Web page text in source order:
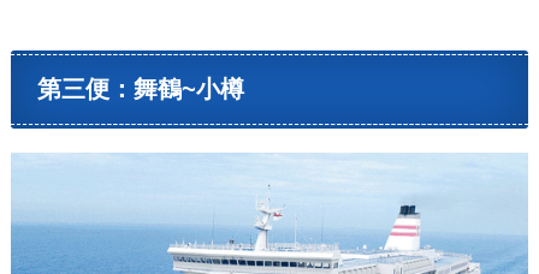
第三便：舞鶴~小樽